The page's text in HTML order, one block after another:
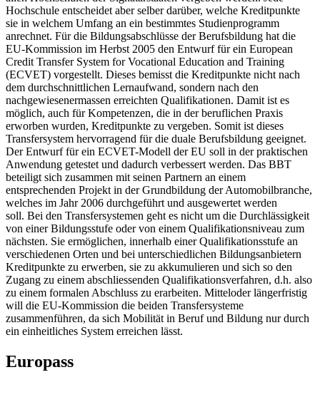
Hochschule entscheidet aber selber darüber, welche Kreditpunkte
sie in welchem Umfang an ein bestimmtes Studienprogramm
anrechnet. Für die Bildungsabschlüsse der Berufsbildung hat die
EU-Kommission im Herbst 2005 den Entwurf für ein European
Credit Transfer System for Vocational Education and Training
(ECVET) vorgestellt. Dieses bemisst die Kreditpunkte nicht nach
dem durchschnittlichen Lernaufwand, sondern nach den
nachgewiesenermassen erreichten Qualifikationen. Damit ist es
möglich, auch für Kompetenzen, die in der beruflichen Praxis
erworben wurden, Kreditpunkte zu vergeben. Somit ist dieses
Transfersystem hervorragend für die duale Berufsbildung geeignet.
Der Entwurf für ein ECVET-Modell der EU soll in der praktischen
Anwendung getestet und dadurch verbessert werden. Das BBT
beteiligt sich zusammen mit seinen Partnern an einem
entsprechenden Projekt in der Grundbildung der Automobilbranche,
welches im Jahr 2006 durchgeführt und ausgewertet werden
soll. Bei den Transfersystemen geht es nicht um die Durchlässigkeit
von einer Bildungsstufe oder von einem Qualifikationsniveau zum
nächsten. Sie ermöglichen, innerhalb einer Qualifikationsstufe an
verschiedenen Orten und bei unterschiedlichen Bildungsanbietern
Kreditpunkte zu erwerben, sie zu akkumulieren und sich so den
Zugang zu einem abschliessenden Qualifikationsverfahren, d.h. also
zu einem formalen Abschluss zu erarbeiten. Mitteloder längerfristig
will die EU-Kommission die beiden Transfersysteme
zusammenführen, da sich Mobilität in Beruf und Bildung nur durch
ein einheitliches System erreichen lässt.
Europass